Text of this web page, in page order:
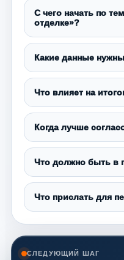
С чего начать по
отделке»?
Какие данные
Что влияет на
Когда лучше
Что должно быть в
Что прислать для
СЛЕДУЮЩИЙ ШАГ